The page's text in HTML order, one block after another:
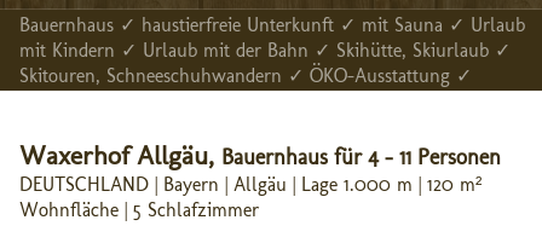
Bauernhaus ✓ haustierfreie Unterkunft ✓ mit Sauna ✓ Urlaub
mit Kindern ✓ Urlaub mit der Bahn ✓ Skihütte, Skiurlaub ✓
Skitouren, Schneeschuhwandern ✓ ÖKO-Ausstattung ✓
Waxerhof Allgäu, Bauernhaus für 4 - 11 Personen
DEUTSCHLAND | Bayern | Allgäu | Lage 1.000 m | 120 m²
Wohnfläche | 5 Schlafzimmer